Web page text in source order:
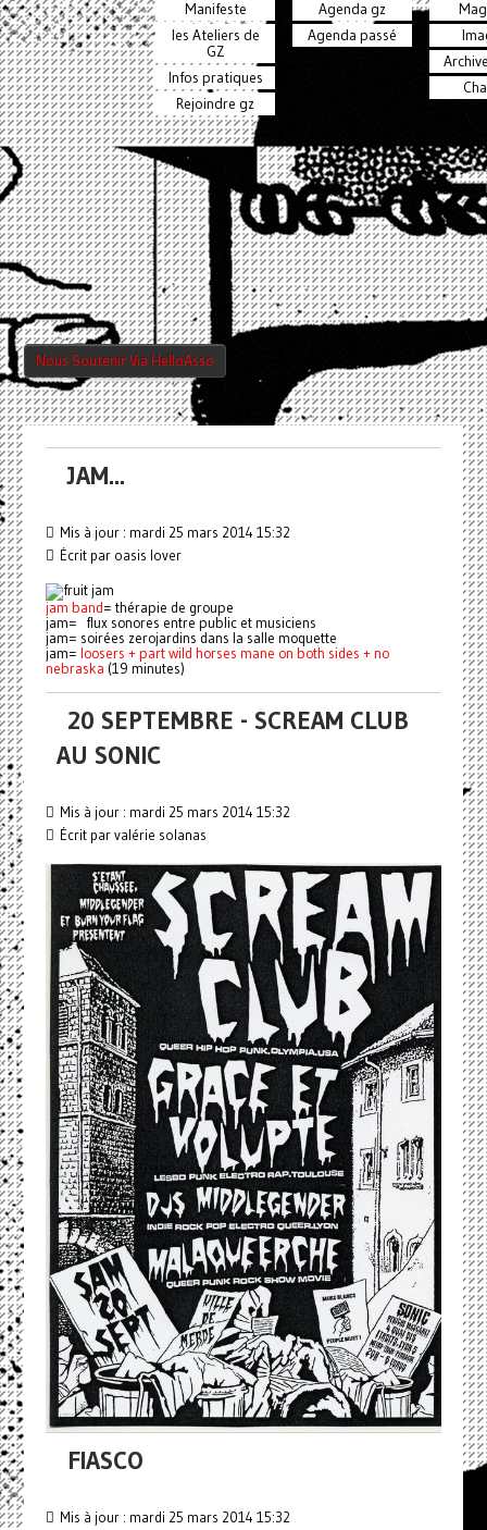
Manifeste
les Ateliers de
GZ
Infos pratiques
Rejoindre gz
Agenda gz
Agenda passé
Nous Soutenir Via HelloAsso
JAM...
Mis à jour : mardi 25 mars 2014 15:32
Écrit par oasis lover
jam band= thérapie de groupe
jam= flux sonores entre public et musiciens
jam= soirées zerojardins dans la salle moquette
jam= loosers + part wild horses mane on both sides + no
nebraska (19 minutes)
20 SEPTEMBRE - SCREAM CLUB
AU SONIC
Mis à jour : mardi 25 mars 2014 15:32
Écrit par valérie solanas
FIASCO
Mis à jour : mardi 25 mars 2014 15:32